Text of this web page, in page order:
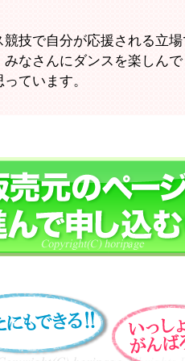
技で自分が応援される立
みなさんにダンスを楽しん
ています。